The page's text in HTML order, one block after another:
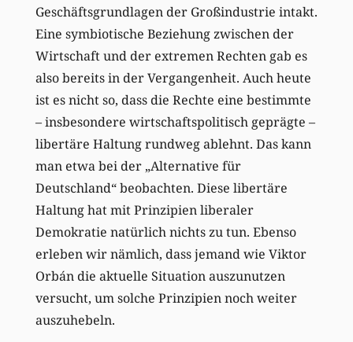
Geschäftsgrundlagen der Großindustrie intakt.
Eine symbiotische Beziehung zwischen der
Wirtschaft und der extremen Rechten gab es
also bereits in der Vergangenheit. Auch heute
ist es nicht so, dass die Rechte eine bestimmte
– insbesondere wirtschaftspolitisch geprägte –
libertäre Haltung rundweg ablehnt. Das kann
man etwa bei der „Alternative für
Deutschland“ beobachten. Diese libertäre
Haltung hat mit Prinzipien liberaler
Demokratie natürlich nichts zu tun. Ebenso
erleben wir nämlich, dass jemand wie Viktor
Orbán die aktuelle Situation auszunutzen
versucht, um solche Prinzipien noch weiter
auszuhebeln.